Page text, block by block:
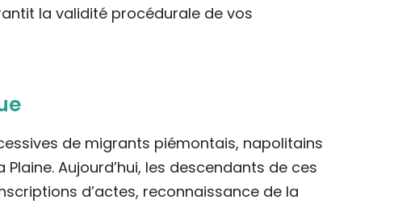
la validité procédurale de vos
de migrants piémontais, napolitains
Aujourd’hui, les descendants de ces
d’actes, reconnaissance de la